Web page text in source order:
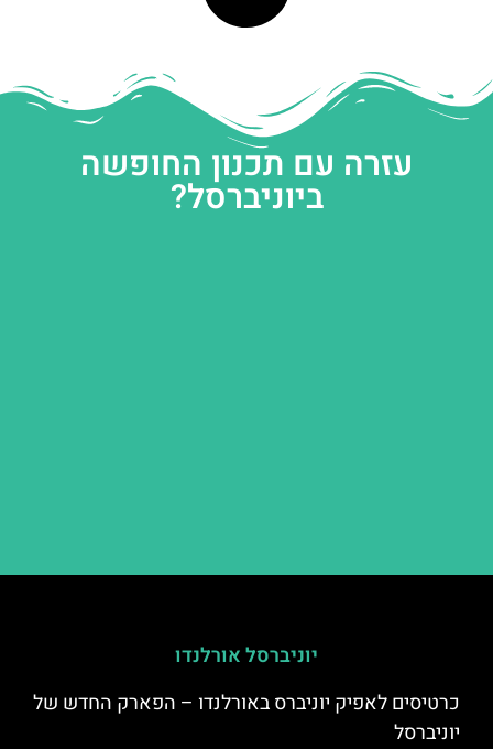
עזרה עם תכנון החופשה
ביוניברסל?
יוניברסל אורלנדו
כרטיסים לאפיק יוניברס באורלנדו – הפארק החדש של
יוניברסל